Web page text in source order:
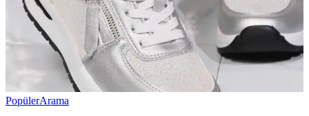
PopülerArama